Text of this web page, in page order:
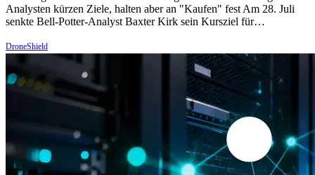
Analysten kürzen Ziele, halten aber an "Kaufen" fest Am 28. Juli
senkte Bell-Potter-Analyst Baxter Kirk sein Kursziel für…
DroneShield